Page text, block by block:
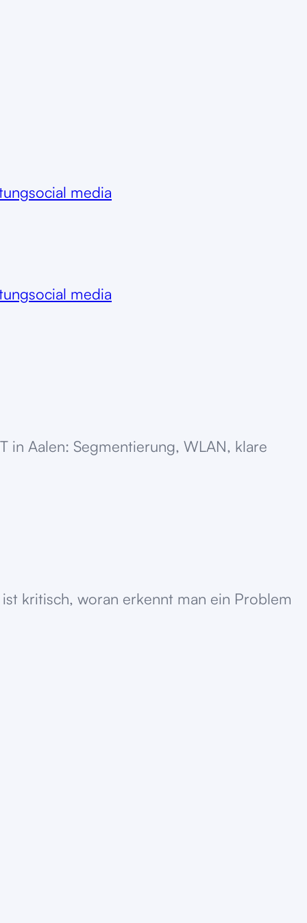
social media
social media
in Aalen: Segmentierung, WLAN, klare
kritisch, woran erkennt man ein Problem